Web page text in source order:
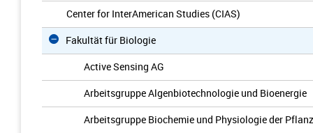
Center for InterAmerican Studies (CIAS)
Fakultät für Biologie
Active Sensing AG
Arbeitsgruppe Algenbiotechnologie und Bioenergie
Arbeitsgruppe Biochemie und Physiologie der